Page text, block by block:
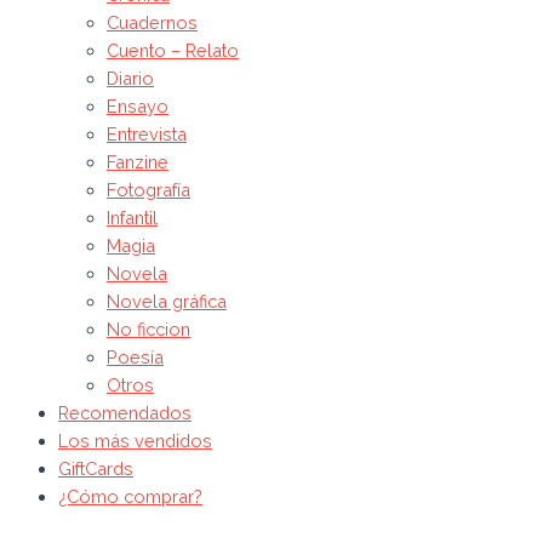
Cuadernos
Cuento – Relato
Diario
Ensayo
Entrevista
Fanzine
Fotografía
Infantil
Magia
Novela
Novela gráfica
No ficcion
Poesía
Otros
Recomendados
Los más vendidos
GiftCards
¿Cómo comprar?